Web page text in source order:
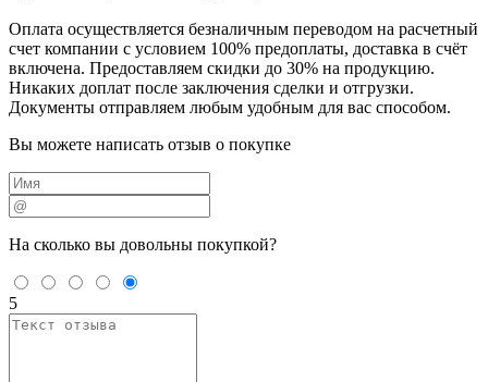
Оплата осуществляется безналичным переводом на расчетный
счет компании с условием 100% предоплаты, доставка в счёт
включена. Предоставляем скидки до 30% на продукцию.
Никаких доплат после заключения сделки и отгрузки.
Документы отправляем любым удобным для вас способом.
Вы можете написать отзыв о покупке
На сколько вы довольны покупкой?
5